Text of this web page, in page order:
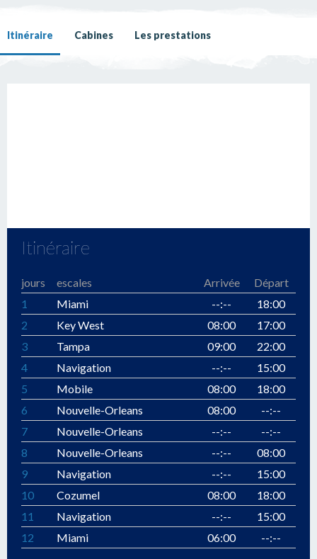
Itinéraire Cabines Les prestations
Itinéraire
jours escales Arrivée
Départ
1
Miami --:--
18:00
2
Key West 08:00
17:00
3
Tampa 09:00
22:00
4
Navigation --:--
15:00
5
Mobile 08:00
18:00
6
Nouvelle-Orleans 08:00
--:--
7
Nouvelle-Orleans --:--
--:--
8
Nouvelle-Orleans --:--
08:00
9
Navigation --:--
15:00
10
Cozumel 08:00
18:00
11
Navigation --:--
15:00
12
Miami 06:00 --:--